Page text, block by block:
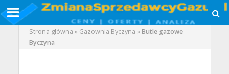
Strona główna » Gazownia Byczyna »Butle gazowe
Byczyna